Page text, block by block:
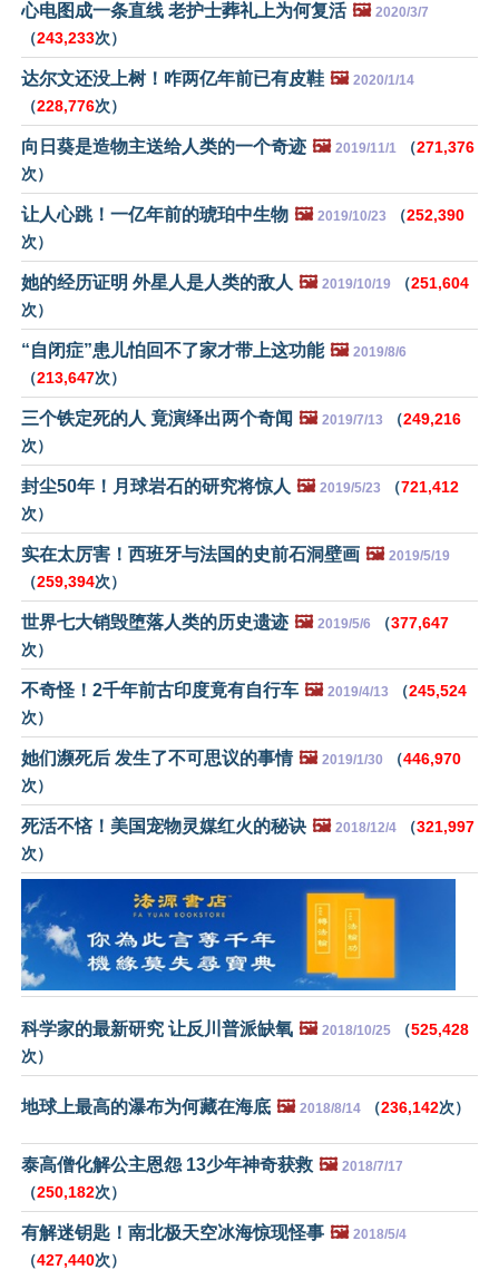
心电图成一条直线 老护士葬礼上为何复活 🖼️ 2020/3/7
（243,233次）
达尔文还没上树！咋两亿年前已有皮鞋 🖼️ 2020/1/14
（228,776次）
向日葵是造物主送给人类的一个奇迹 🖼️ 2019/11/1 （271,376
次）
让人心跳！一亿年前的琥珀中生物 🖼️ 2019/10/23 （252,390
次）
她的经历证明 外星人是人类的敌人 🖼️ 2019/10/19 （251,604
次）
“自闭症”患儿怕回不了家才带上这功能 🖼️ 2019/8/6
（213,647次）
三个铁定死的人 竟演绎出两个奇闻 🖼️ 2019/7/13 （249,216
次）
封尘50年！月球岩石的研究将惊人 🖼️ 2019/5/23 （721,412
次）
实在太厉害！西班牙与法国的史前石洞壁画 🖼️ 2019/5/19
（259,394次）
世界七大销毁堕落人类的历史遗迹 🖼️ 2019/5/6 （377,647
次）
不奇怪！2千年前古印度竟有自行车 🖼️ 2019/4/13 （245,524
次）
她们濒死后 发生了不可思议的事情 🖼️ 2019/1/30 （446,970
次）
死活不悋！美国宠物灵媒红火的秘诀 🖼️ 2018/12/4 （321,997
次）
科学家的最新研究 让反川普派缺氧 🖼️ 2018/10/25 （525,428
次）
地球上最高的瀑布为何藏在海底 🖼️ 2018/8/14 （236,142次）
泰高僧化解公主恩怨 13少年神奇获救 🖼️ 2018/7/17
（250,182次）
有解迷钥匙！南北极天空冰海惊现怪事 🖼️ 2018/5/4
（427,440次）